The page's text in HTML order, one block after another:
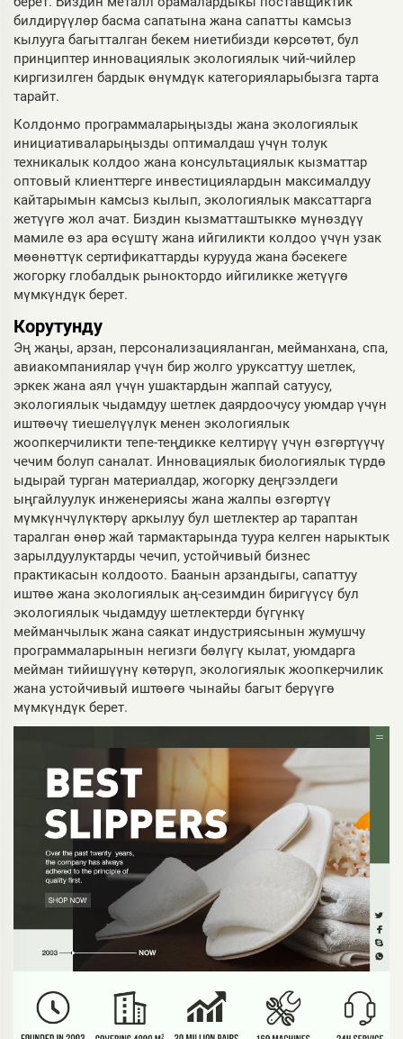
билдирүүлөр басма сапатына жана сапатты камсыз
кылууга багытталган бекем ниетибизди көрсөтөт, бул
принциптер инновациялык экологиялык чий-чийлер
киргизилген бардык өнүмдүк категорияларыбызга тарта
тарайт.
Колдонмо программаларыңызды жана экологиялык
инициативаларыңызды оптималдаш үчүн толук
техникалык колдоо жана консультациялык кызматтар
оптовый клиенттерге инвестициялардын максималдуу
кайтарымын камсыз кылып, экологиялык максаттарга
жетүүгө жол ачат. Биздин кызматташтыккө мүнөздүү
мамиле өз ара өсүштү жана ийгиликти колдоо үчүн узак
мөөнөттүк сертификаттарды курууда жана бәсекеге
жогорку глобалдык рыноктордо ийгиликке жетүүгө
мүмкүндүк берет.
Корутунду
Эң жаңы, арзан, персонализацияланган, мейманхана, спа,
авиакомпаниялар үчүн бир жолго уруксаттуу шетлек,
эркек жана аял үчүн ушактардын жаппай сатуусу,
экологиялык чыдамдуу шетлек даярдоочусу уюмдар үчүн
иштөөчү тиешелүүлүк менен экологиялык
жоопкерчиликти тепе-теңдикке келтирүү үчүн өзгөртүүчү
чечим болуп саналат. Инновациялык биологиялык түрдө
ыдырай турган материалдар, жогорку деңгээлдеги
ыңгайлуулук инженериясы жана жалпы өзгөртүү
мүмкүнчүлүктөрү аркылуу бул шетлектер ар тараптан
таралган өнөр жай тармактарында туура келген нарыктык
зарылдуулуктарды чечип, устойчивый бизнес
практикасын колдоото. Баанын арзандыгы, сапаттуу
иштөө жана экологиялык аң-сезимдин биригүүсү бул
экологиялык чыдамдуу шетлектерди бүгүнкү
мейманчылык жана саякат индустриясынын жумушчу
программаларынын негизги бөлүгү кылат, уюмдарга
мейман тийишүүнү көтөрүп, экологиялык жоопкерчилик
жана устойчивый иштөөгө чынайы багыт берүүгө
мүмкүндүк берет.